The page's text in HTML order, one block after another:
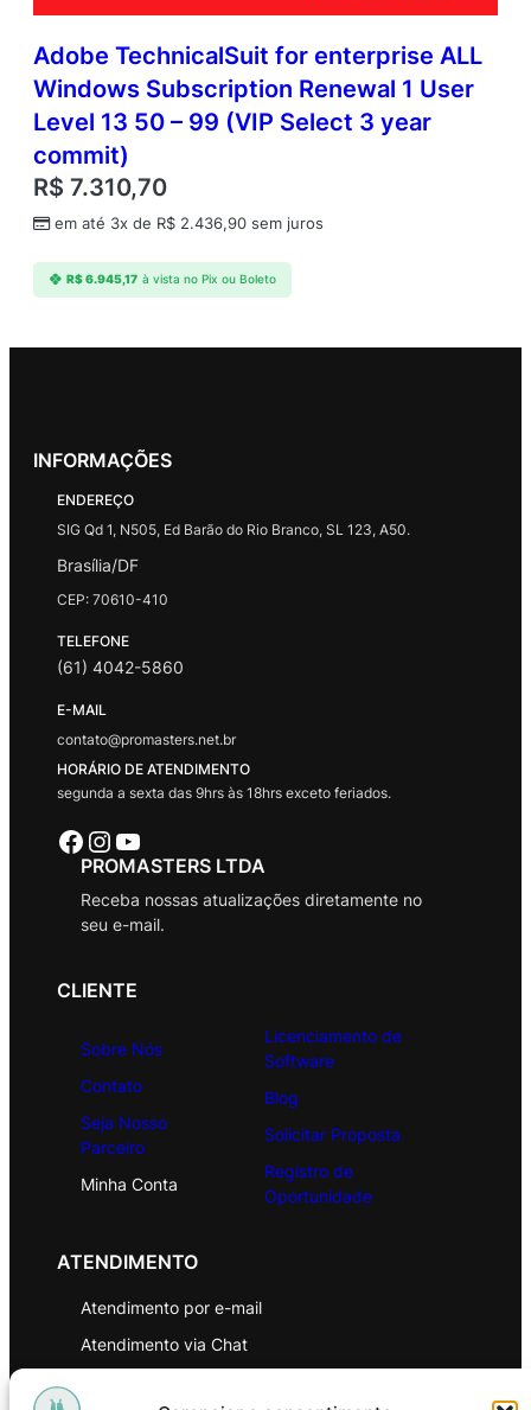
Adobe TechnicalSuit for enterprise ALL
Windows Subscription Renewal 1 User
Level 13 50 – 99 (VIP Select 3 year
commit)
R$ 7.310,70
em até 3x de R$ 2.436,90 sem juros
R$6.945,17 à vista no Pix ou Boleto
INFORMAÇÕES
ENDEREÇO
SIG Qd 1, N505, Ed Barão do Rio Branco, SL 123, A50.
Brasília/DF
CEP: 70610-410
TELEFONE
(61) 4042-5860
E-MAIL
contato@promasters.net.br
HORÁRIO DE ATENDIMENTO
segunda a sexta das 9hrs às 18hrs exceto feriados.
Facebook Instagram Youtube
PROMASTERS LTDA
Receba nossas atualizações diretamente no
seu e-mail.
CLIENTE
Sobre Nós
Contato
Seja Nosso
Parceiro
Minha Conta
Licenciamento de
Software
Blog
Solicitar Proposta
Registro de
Oportunidade
ATENDIMENTO
Atendimento por e-mail
Atendimento via Chat